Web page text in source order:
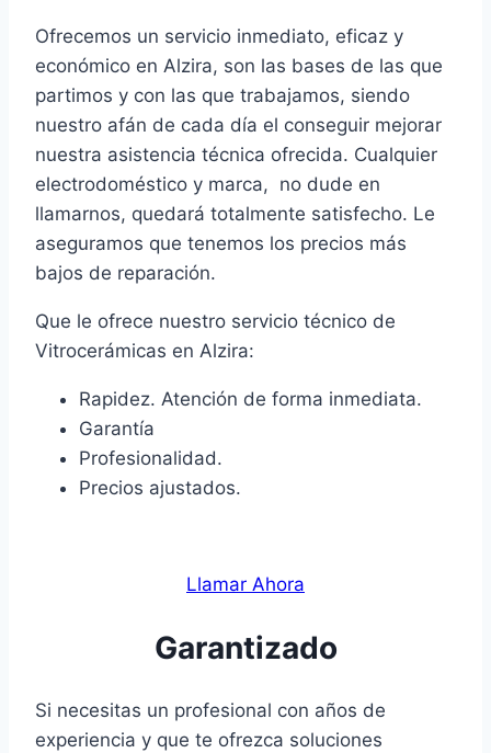
Ofrecemos un servicio inmediato, eficaz y
económico en Alzira, son las bases de las que
partimos y con las que trabajamos, siendo
nuestro afán de cada día el conseguir mejorar
nuestra asistencia técnica ofrecida. Cualquier
electrodoméstico y marca, no dude en
llamarnos, quedará totalmente satisfecho. Le
aseguramos que tenemos los precios más
bajos de reparación.
Que le ofrece nuestro servicio técnico de
Vitrocerámicas en Alzira:
Rapidez. Atención de forma inmediata.
Garantía
Profesionalidad.
Precios ajustados.
Llamar Ahora
Garantizado
Si necesitas un profesional con años de
experiencia y que te ofrezca soluciones